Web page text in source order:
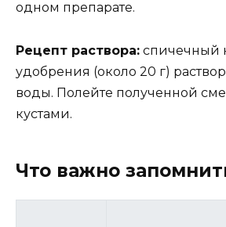
одном препарате.
Рецепт раствора: спичечный
удобрения (около 20 г)
воды. Полейте полученной
кустами.
Что важно